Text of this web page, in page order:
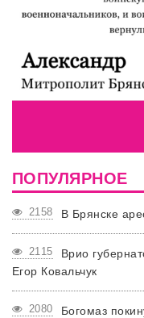
ПОПУЛЯРНОЕ
2158 В Брянске
2115
Врио
Егор Ковальчук
2080
Богомаз